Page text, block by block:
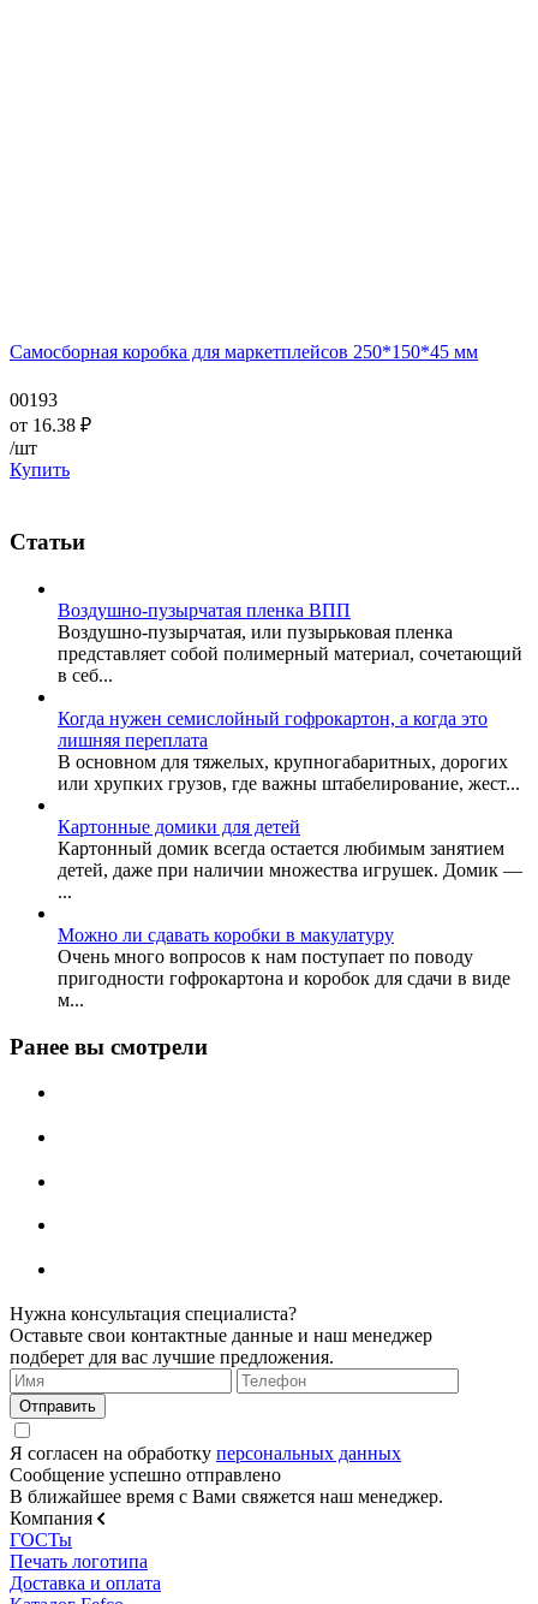
Самосборная коробка для маркетплейсов 250*150*45 мм
00193
от 16.38 ₽
/шт
Купить
Статьи
Воздушно-пузырчатая пленка ВПП
Воздушно-пузырчатая, или пузырьковая пленка
представляет собой полимерный материал, сочетающий
в себ...
Когда нужен семислойный гофрокартон, а когда это
лишняя переплата
В основном для тяжелых, крупногабаритных, дорогих
или хрупких грузов, где важны штабелирование, жест...
Картонные домики для детей
Картонный домик всегда остается любимым занятием
детей, даже при наличии множества игрушек. Домик —
...
Можно ли сдавать коробки в макулатуру
Очень много вопросов к нам поступает по поводу
пригодности гофрокартона и коробок для сдачи в виде
м...
Ранее вы смотрели
Нужна консультация специалиста?
Оставьте свои контактные данные и наш менеджер
подберет для вас лучшие предложения.
Я согласен на обработку персональных данных
Сообщение успешно отправлено
В ближайшее время с Вами свяжется наш менеджер.
Компания
ГОСТы
Печать логотипа
Доставка и оплата